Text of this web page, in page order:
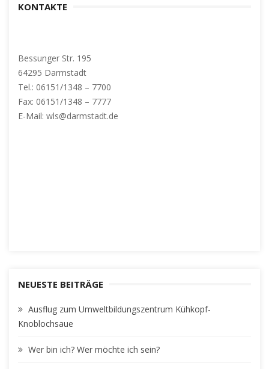
KONTAKTE
Bessunger Str. 195
64295 Darmstadt
Tel.: 06151/1348 – 7700
Fax: 06151/1348 – 7777
E-Mail: wls@darmstadt.de
NEUESTE BEITRÄGE
Ausflug zum Umweltbildungszentrum Kühkopf-
Knoblochsaue
Wer bin ich? Wer möchte ich sein?